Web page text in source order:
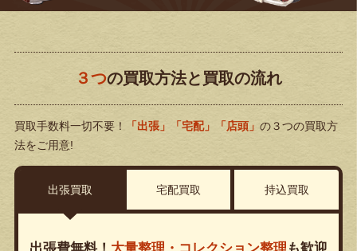
３つの買取方法と買取の流れ
買取手数料一切不要！ 「出張」「宅配」「店頭」 の３つの買取方
法をご用意!
出張買取 宅配買取 持込買取